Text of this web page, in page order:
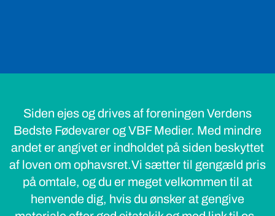
Siden ejes og drives af foreningen Verdens
Bedste Fødevarer og VBF Medier. Med mindre
andet er angivet er indholdet på siden beskyttet
af loven om ophavsret.Vi sætter til gengæld pris
på omtale, og du er meget velkommen til at
henvende dig, hvis du ønsker at gengive